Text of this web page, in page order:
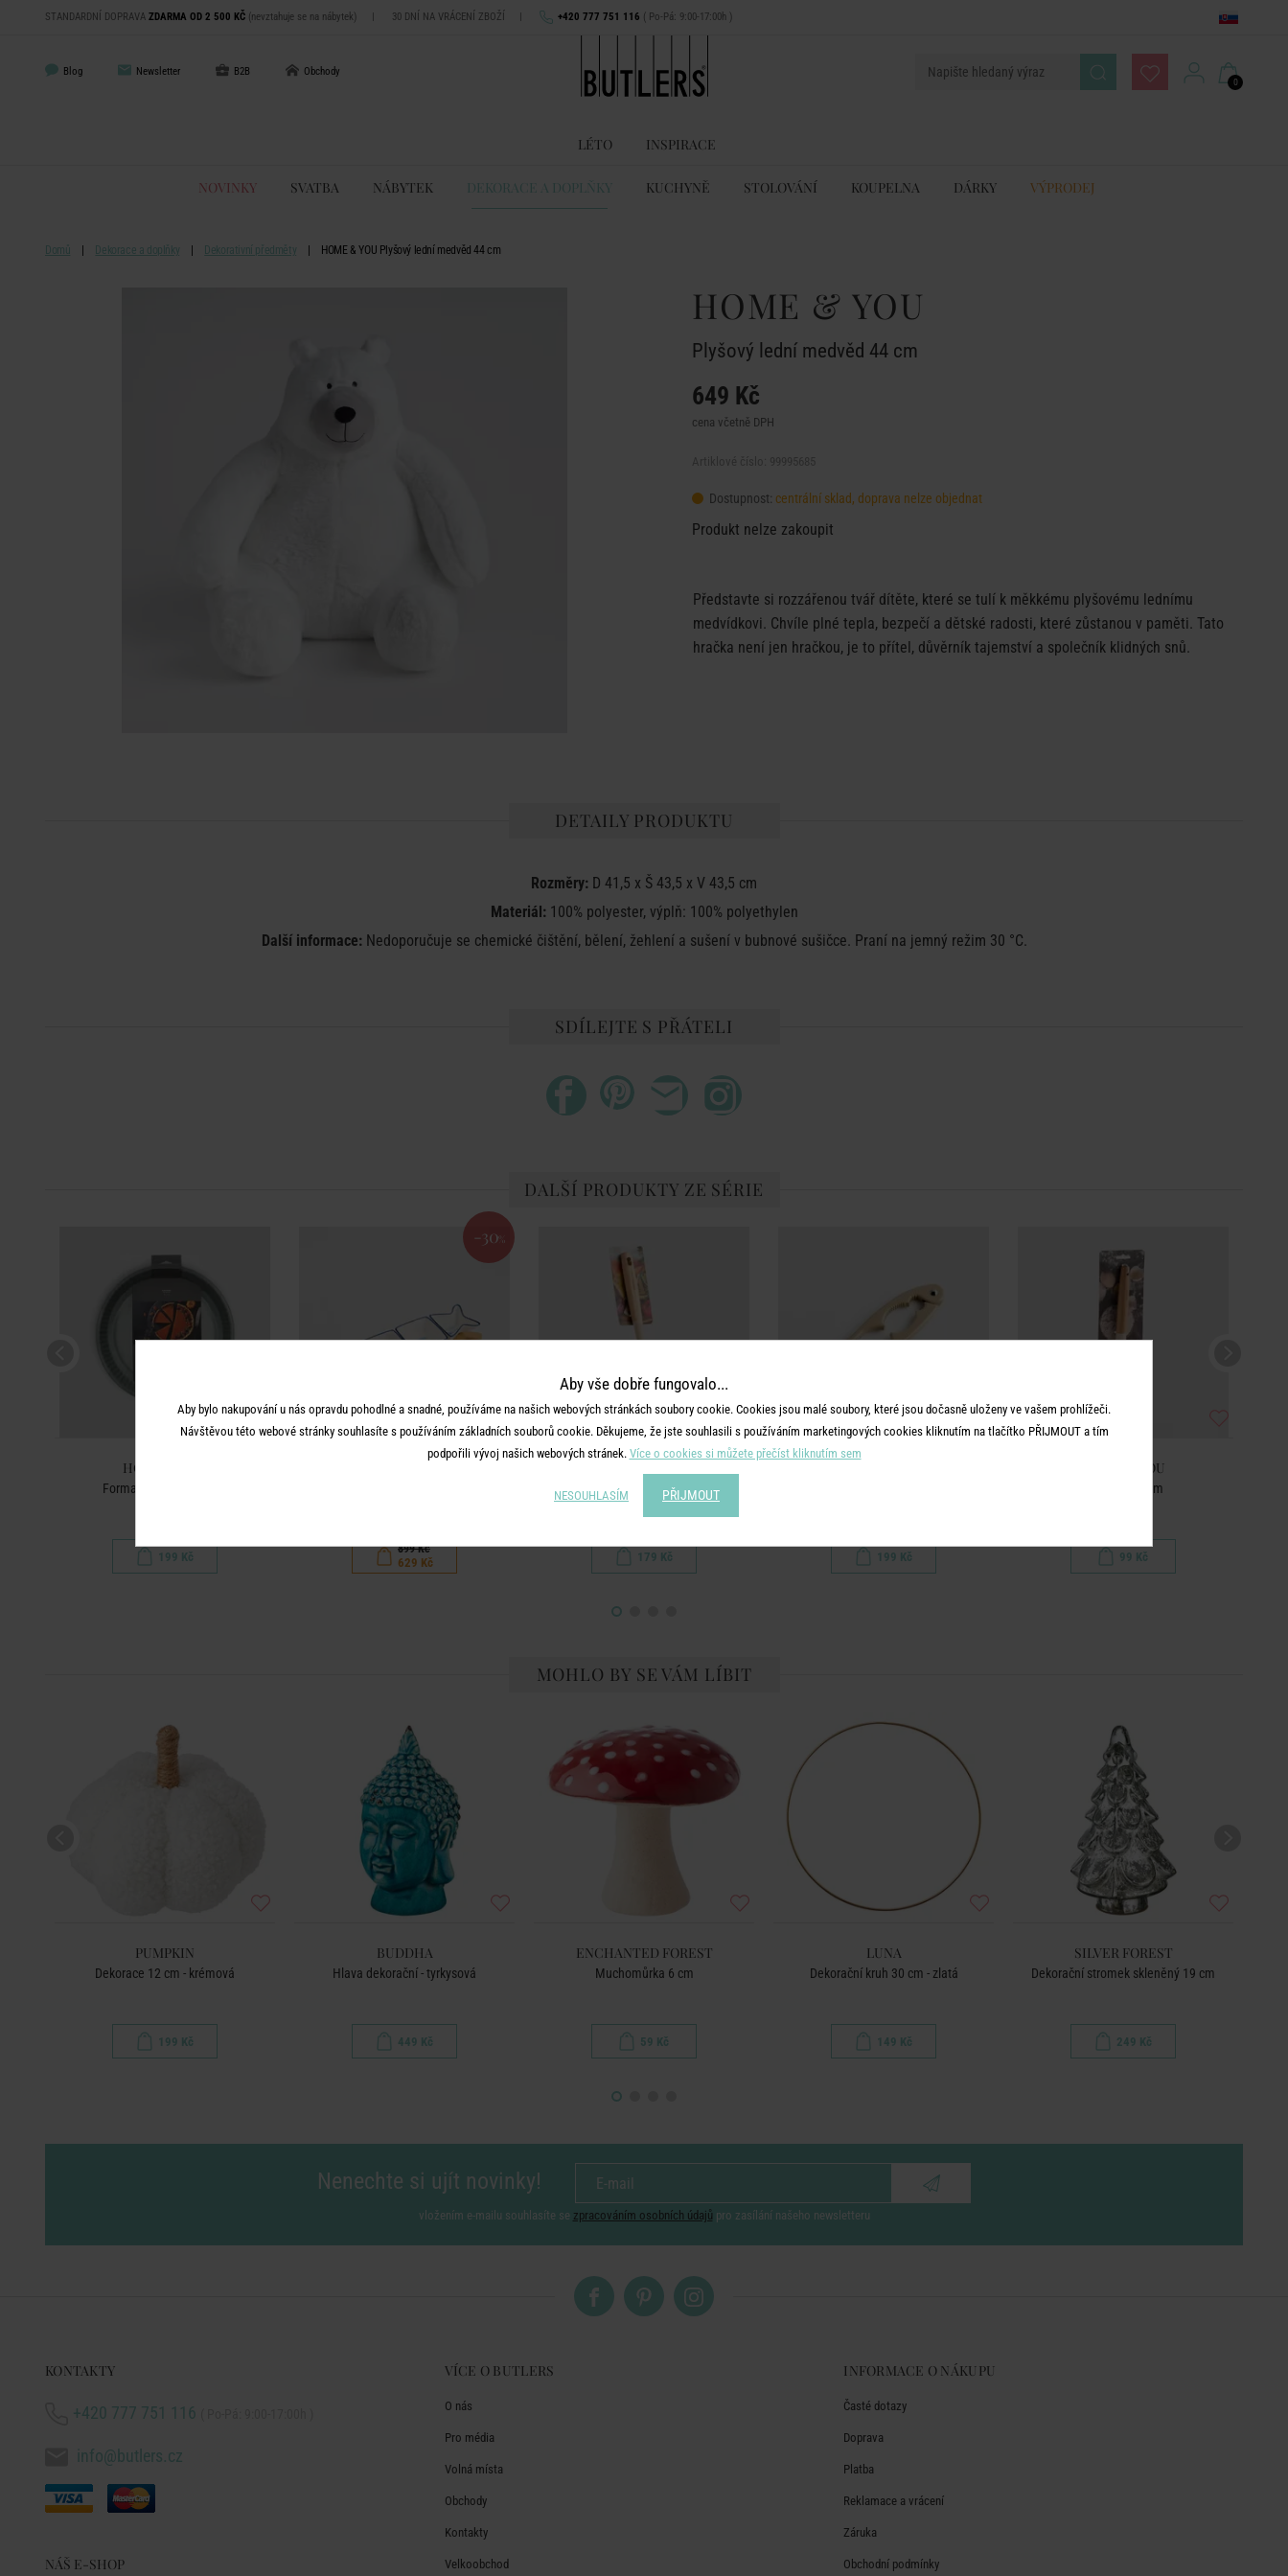
STANDARDNÍ DOPRAVA ZDARMA OD 2 500 KČ (nevztahuje se na nábytek) | 30 DNÍ NA VRÁCENÍ ZBOŽÍ | +420 777 751 116 ( Po-Pá: 9:00-17:00h )
Blog Newsletter B2B Obchody
0
LÉTO INSPIRACE
NOVINKY SVATBA NÁBYTEK DEKORACE A DOPLŇKY KUCHYNĚ STOLOVÁNÍ KOUPELNA DÁRKY VÝPRODEJ
Domů Dekorace a doplňky Dekorativní předměty HOME & YOU Plyšový lední medvěd 44 cm
HOME & YOU
Plyšový lední medvěd 44 cm
649 Kč
cena včetně DPH
Dostupnost: centrální sklad, doprava nelze objednat
Produkt nelze zakoupit
Představte si rozzářenou tvář dítěte, které se tulí k měkkému plyšovému lednímu
medvídkovi. Chvíle plné tepla, bezpečí a dětské radosti, které zůstanou v paměti. Tato
hračka není jen hračkou, je to přítel, důvěrník tajemství a společník klidných snů.
DETAILY PRODUKTU
Rozměry: D 41,5 x Š 43,5 x V 43,5 cm
Materiál:100% polyester, výplň: 100% polyethylen
Další informace:Nedoporučuje se chemické čištění, bělení, žehlení a sušení v bubnové sušičce. Praní na jemný režim 30 °C.
SDÍLEJTE S PŘÁTELI
DALŠÍ PRODUKTY ZE SÉRIE
HOME & YOU
Forma na pečení 30 cm
199 Kč
-30 %
899 Kč
629 Kč
Podběračka - béžová
179 Kč 199 Kč
HOME & YOU
Metlička 28 cm
99 Kč
MOHLO BY SE VÁM LÍBIT
PUMPKIN
Dekorace 12 cm - krémová
199 Kč
BUDDHA
Hlava dekorační - tyrkysová
449 Kč
ENCHANTED FOREST
Muchomůrka 6 cm
59 Kč
LUNA
Dekorační kruh 30 cm - zlatá
149 Kč
SILVER FOREST
Dekorační stromek skleněný 19 cm
249 Kč
Nenechte si ujít novinky!
vložením e-mailu souhlasíte se zpracováním osobních údajů pro zasílání našeho newsletteru
KONTAKTY
+420 777 751 116
info@butlers.cz
NÁŠ E-SHOP
VÍCE O BUTLERS
O nás
Pro média
Volná místa
Obchody
Kontakty
Velkoobchod
INFORMACE O NÁKUPU
Časté dotazy
Doprava
Platba
Reklamace a vrácení
Záruka
Obchodní podmínky
Aby vše dobře fungovalo...
Aby bylo nakupování u nás opravdu pohodlné a snadné, používáme na našich webových stránkách soubory cookie. Cookies jsou malé soubory, které jsou dočasně uloženy ve vašem prohlížeči.
Návštěvou této webové stránky souhlasíte s používáním základních souborů cookie. Děkujeme, že jste souhlasili s používáním marketingových cookies kliknutím na tlačítko PŘIJMOUT a tím
podpořili vývoj našich webových stránek. Více o cookies si můžete přečíst kliknutím sem
NESOUHLASÍM PŘIJMOUT